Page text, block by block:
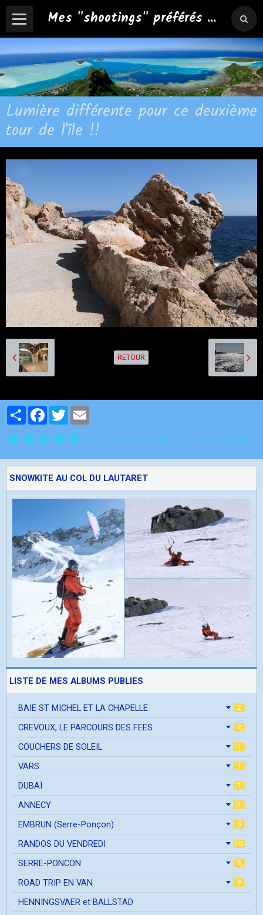
Mes "shootings" préférés ...
Lumière différente pour ce deuxième
tour de l'île !!
RETOUR
PartagerFacebook
Twitter
Aucune note. Soyez le premier à attribuer une note !
SNOWKITE AU COL DU LAUTARET
LISTE DE MES ALBUMS PUBLIES
BAIE ST MICHEL ET LA CHAPELLE 2
CREVOUX, LE PARCOURS DES FEES 2
COUCHERS DE SOLEIL 1
VARS 1
DUBAÏ 1
ANNECY 1
EMBRUN (Serre-Ponçon) 3
RANDOS DU VENDREDI 10
SERRE-PONCON 3
ROAD TRIP EN VAN 9
HENNINGSVAER et BALLSTAD